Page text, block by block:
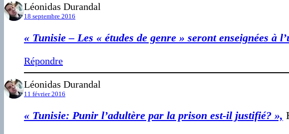
Léonidas Durandal
18 septembre 2016
« Tunisie – Les « études de genre » seront enseignées à
Répondre
Léonidas Durandal
11 février 2016
« Tunisie: Punir l’adultère par la prison est-il justifié? »,